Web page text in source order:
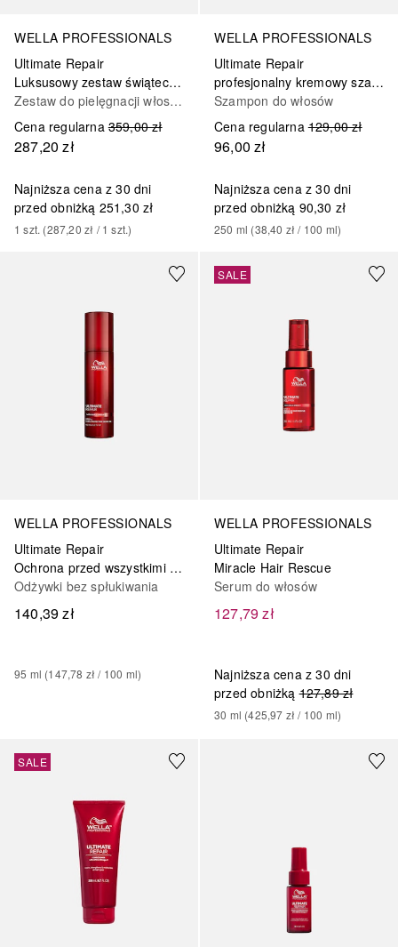
WELLA PROFESSIONALS
Ultimate Repair
Luksusowy zestaw świąteczny do intensywnej regeneracji włosów
Zestaw do pielęgnacji włosów
Cena regularna 359,00 zł
287,20 zł
Najniższa cena z 30 dni
przed obniżką 251,30 zł
1 szt. (287,20 zł / 1 szt.)
WELLA PROFESSIONALS
Ultimate Repair
profesjonalny kremowy szampon do każdego rodzaju włosów
Szampon do włosów
Cena regularna 129,00 zł
96,00 zł
Najniższa cena z 30 dni
przed obniżką 90,30 zł
250 ml (38,40 zł / 100 ml)
WELLA PROFESSIONALS
Ultimate Repair
Ochrona przed wszystkimi rodzajami uszkodzeń włosów
Odżywki bez spłukiwania
140,39 zł
95 ml (147,78 zł / 100 ml)
WELLA PROFESSIONALS
Ultimate Repair
Miracle Hair Rescue
Serum do włosów
127,79 zł
Najniższa cena z 30 dni
przed obniżką 127,89 zł
30 ml (425,97 zł / 100 ml)
SALE
SALE